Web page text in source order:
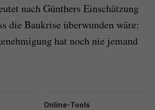
nach Günthers Einschätzung
die Baukrise überwunden wäre:
hat noch nie jemand
Online-Tools